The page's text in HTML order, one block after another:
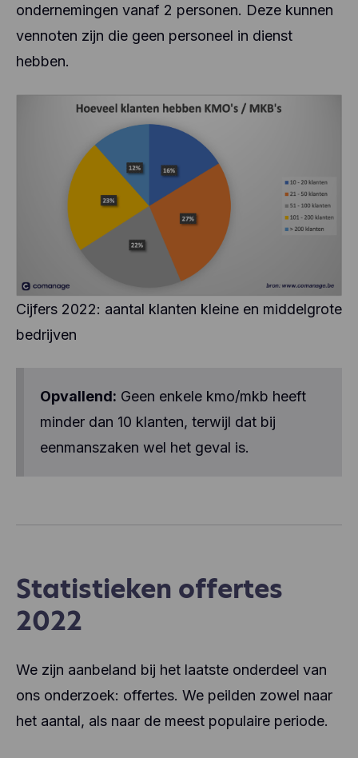
ondernemingen vanaf 2 personen. Deze kunnen
vennoten zijn die geen personeel in dienst
hebben.
Cijfers 2022: aantal klanten kleine en middelgrote
bedrijven
Opvallend: Geen enkele kmo/mkb heeft
minder dan 10 klanten, terwijl dat bij
eenmanszaken wel het geval is.
Statistieken offertes
2022
We zijn aanbeland bij het laatste onderdeel van
ons onderzoek: offertes. We peilden zowel naar
het aantal, als naar de meest populaire periode.